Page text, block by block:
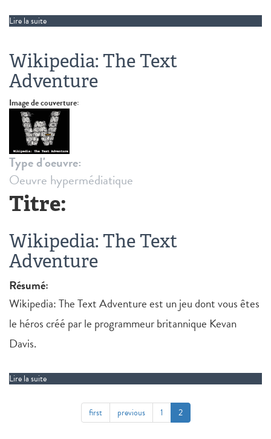
Lire la suite
Wikipedia: The Text
Adventure
Image de couverture:
Type d'oeuvre:
Oeuvre hypermédiatique
Titre:
Wikipedia: The Text
Adventure
Résumé:
Wikipedia: The Text Adventure est un jeu dont vous êtes
le héros créé par le programmeur britannique Kevan
Davis.
Lire la suite
first previous 1 2